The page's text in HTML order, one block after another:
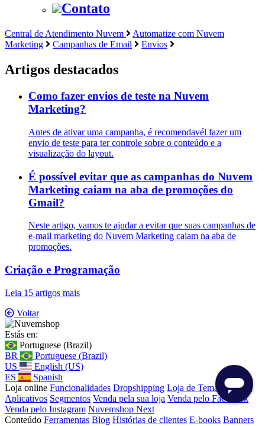
Contato
Central de Atendimento Nuvem
Automatize com Nuvem
Marketing
Campanhas de Email Envios
Artigos destacados
Como fazer envios de teste na Nuvem
Marketing?
Antes de ativar uma campanha, é recomendavél fazer um
envio de teste para ter controle sobre o conteúdo e a
visualização do layout.
É possível evitar que as campanhas do Nuvem
Marketing caiam na aba de promoções do
Gmail?
Neste artigo, vamos te ajudar a evitar que suas campanhas de
e-mail marketing do Nuvem Marketing caiam na aba de
promoções.
Criação e Programação
Leia 15 artigos mais
Voltar
Estás en:
Portuguese (Brazil)
BR
Portuguese (Brazil)
US
English (US)
ES
Spanish
Loja online Funcionalidades Dropshipping Loja de Temas
Loja de
Aplicativos Segmentos Venda pela sua loja Venda pelo Facebook
Venda pelo Instagram Nuvemshop Next
Conteúdo Ferramentas Blog Histórias de clientes E-books Banners